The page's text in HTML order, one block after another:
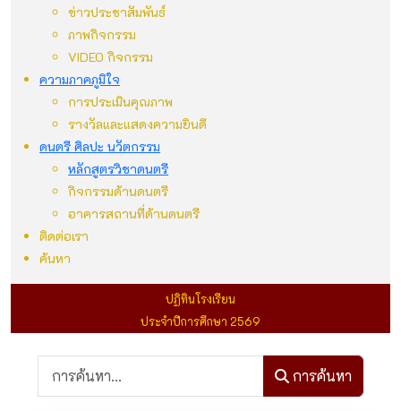
ข่าวประชาสัมพันธ์
ภาพกิจกรรม
VIDEO กิจกรรม
ความภาคภูมิใจ
การประเมินคุณภาพ
รางวัลและแสดงความยินดี
ดนตรี ศิลปะ นวัตกรรม
หลักสูตรวิชาดนตรี
กิจกรรมด้านดนตรี
อาคารสถานที่ด้านดนตรี
ติดต่อเรา
ค้นหา
ปฏิทินโรงเรียน
ประจำปีการศึกษา 2569
การค้นหา